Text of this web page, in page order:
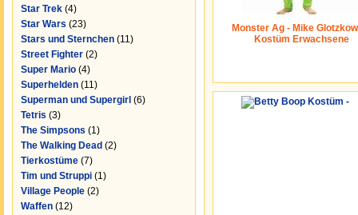
Star Trek (4)
Star Wars (23)
Stars und Sternchen (11)
Street Fighter (2)
Super Mario (4)
Superhelden (11)
Superman und Supergirl (6)
Tetris (3)
The Simpsons (1)
The Walking Dead (2)
Tierkostüme (7)
Tim und Struppi (1)
Village People (2)
Waffen (12)
Monster Ag - Mike
Kostüm Erwachsene